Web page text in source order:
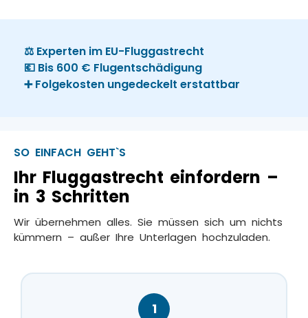
⚖️ Experten im EU-Fluggastrecht
💶 Bis 600 € Flugentschädigung
➕ Folgekosten ungedeckelt erstattbar
SO EINFACH GEHT`S
Ihr Fluggastrecht einfordern –
in 3 Schritten
Wir übernehmen alles. Sie müssen sich um nichts
kümmern – außer Ihre Unterlagen hochzuladen.
1